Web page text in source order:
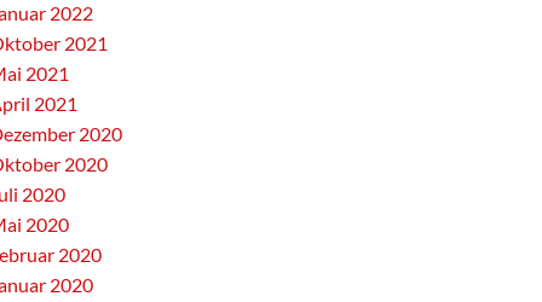
2022
2021
2021
2021
2020
2020
2020
2020
2020
2020